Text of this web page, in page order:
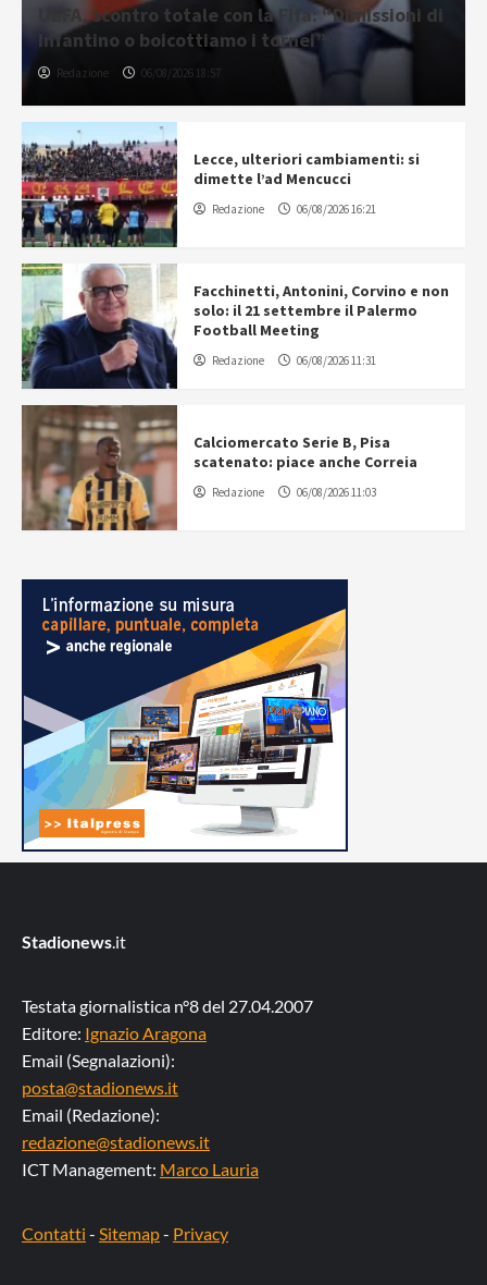
UEFA, scontro totale con la Fifa: “Dimissioni di
Infantino o boicottiamo i tornei”
Redazione 06/08/2026 18:57
Lecce, ulteriori cambiamenti: si
dimette l’ad Mencucci
Redazione 06/08/2026 16:21
Facchinetti, Antonini, Corvino e non
solo: il 21 settembre il Palermo
Football Meeting
Redazione 06/08/2026 11:31
Calciomercato Serie B, Pisa
scatenato: piace anche Correia
Redazione 06/08/2026 11:03
Stadionews.it
Testata giornalistica n°8 del 27.04.2007
Editore: Ignazio Aragona
Email (Segnalazioni):
posta@stadionews.it
Email (Redazione):
redazione@stadionews.it
ICT Management: Marco Lauria
Contatti - Sitemap- Privacy